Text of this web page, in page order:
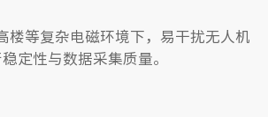
楼等复杂电磁环境下，易干扰无人机
定性与数据采集质量。